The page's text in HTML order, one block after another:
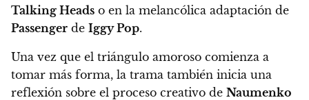
Talking Heads o en la melancólica adaptación de
Passenger de Iggy Pop.
Una vez que el triángulo amoroso comienza a
tomar más forma, la trama también inicia una
reflexión sobre el proceso creativo de Naumenko